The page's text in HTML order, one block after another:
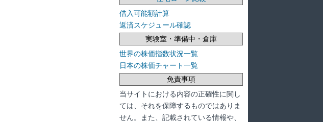
借入可能額計算
返済スケジュール確認
実験室・準備中・倉庫
世界の株価指数状況一覧
日本の株価チャート一覧
免責事項
当サイトにおける内容の正確性に関し
ては、それを保障するものではありま
せん。また、記載されている情報や、